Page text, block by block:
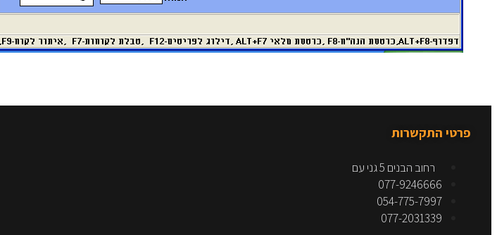
פרטי התקשרות
רחוב הבנים 5 גני עם
077-9246666
054-775-7997
077-2031339